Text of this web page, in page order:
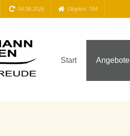
04.08.2026 Objekte: 184
Start Angebote